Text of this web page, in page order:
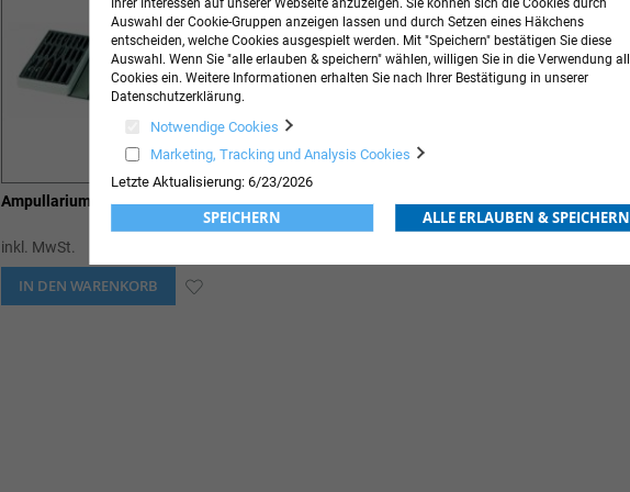
Ampullarium
inkl. MwSt.
IN DEN WARENKORB
Ihrer Interessen auf unserer Webseite anzuzeigen. Sie können sich die Cookies durch
Auswahl der Cookie-Gruppen anzeigen lassen und durch Setzen eines Häkchens
entscheiden, welche Cookies ausgespielt werden. Mit "Speichern" bestätigen Sie diese
Auswahl. Wenn Sie "alle erlauben & speichern" wählen, willigen Sie in die Verwendung
Cookies ein. Weitere Informationen erhalten Sie nach Ihrer Bestätigung in unserer
Datenschutzerklärung.
Notwendige Cookies
Marketing, Tracking und Analysis Cookies
Letzte Aktualisierung: 6/23/2026
SPEICHERN ALLE ERLAUBEN & SPEICHERN